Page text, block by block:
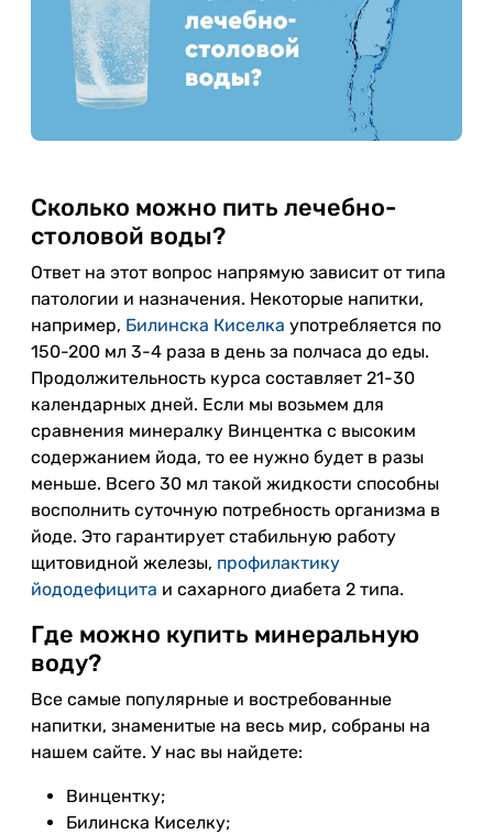
Сколько можно пить лечебно-
столовой воды?
Ответ на этот вопрос напрямую зависит от типа
патологии и назначения. Некоторые напитки,
например, Билинска Киселка употребляется по
150-200 мл 3-4 раза в день за полчаса до еды.
Продолжительность курса составляет 21-30
календарных дней. Если мы возьмем для
сравнения минералку Винцентка с высоким
содержанием йода, то ее нужно будет в разы
меньше. Всего 30 мл такой жидкости способны
восполнить суточную потребность организма в
йоде. Это гарантирует стабильную работу
щитовидной железы, профилактику
йододефицита и сахарного диабета 2 типа.
Где можно купить минеральную
воду?
Все самые популярные и востребованные
напитки, знаменитые на весь мир, собраны на
нашем сайте. У нас вы найдете:
Винцентку;
Билинска Киселку;